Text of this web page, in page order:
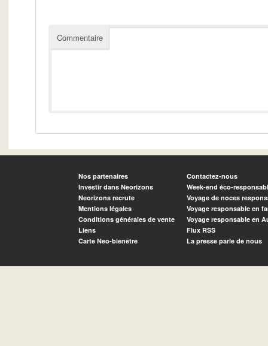
Commentaire
Nos partenaires
Investir dans Neorizons
Neorizons recrute
Mentions légales
Conditions générales de vente
Liens
Carte Neo-bienêtre
Contactez-nous
Week-end éco-
Voyage de noces
Voyage responsable en
Voyage responsable en
Flux RSS
La presse parle de nous